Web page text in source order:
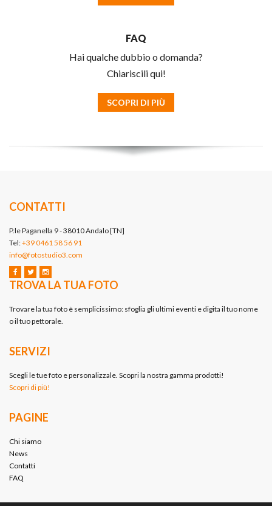
FAQ
Hai qualche dubbio o domanda?
Chiariscili qui!
SCOPRI DI PIÙ
CONTATTI
P.le Paganella 9 - 38010 Andalo [TN]
Tel:+39 0461 58 56 91
info@fotostudio3.com
TROVA LA TUA FOTO
Trovare la tua foto è semplicissimo: sfoglia gli ultimi eventi e digita il tuo nome
o il tuo pettorale.
SERVIZI
Scegli le tue foto e personalizzale. Scopri la nostra gamma prodotti!
Scopri di più!
PAGINE
Chi siamo
News
Contatti
FAQ